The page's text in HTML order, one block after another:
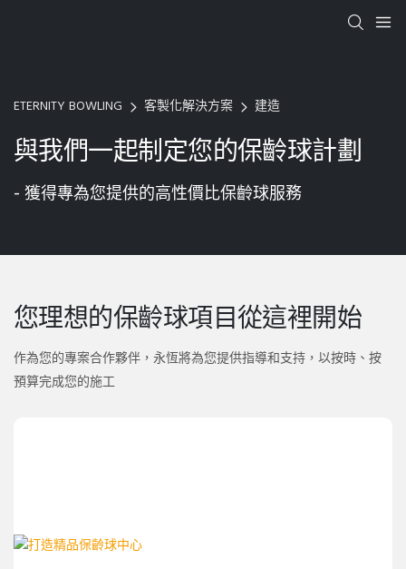
ETERNITY BOWLING 客製化解決方案 建造
與我們一起制定您的保齡球計劃
- 獲得專為您提供的高性價比保齡球服務
您理想的保齡球項目從這裡開始
作為您的專案合作夥伴，永恆將為您提供指導和支持，以按時、按
預算完成您的施工